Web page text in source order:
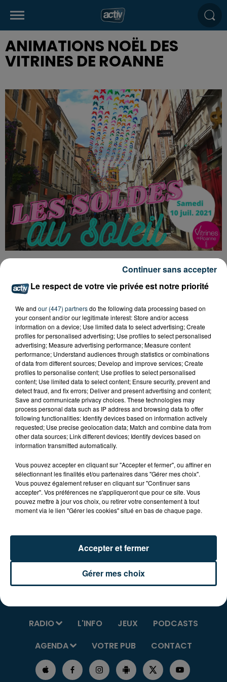
ANIMATIONS NOËL DES
VITRINES DE ROANNE
Samedi 16 et Dimanche 17 décembre, animations sur
la Place du Marché pour les enfants
● Spectacles de marionnettes :
Samedi 16 - Compagnie Dychka & CIE (3 séances : 11h,
14h et 15h30)
Dimanche 17 - Compagnie de l'Impromptue (14h,
15h30 et 17h)
● Animations enfants,
Samedi 16, maquillage, travaux peinture
Dimanche 17 - Calèche mini chevaux, marché
artisanal avec l’association Vivre Bio
les 2 jours, distribution de papillotes
RADIO L'INFO JEUX
PODCASTS
AGENDA
VOTRE PUB CONTACT
Le respect de votre vie privée est notre priorité
We and our (447) partnersdo the following data processing based on
your consent and/or our legitimate interest: Store and/or access
information on a device; Use limited data to select advertising; Create
profiles for personalised advertising; Use profiles to select personalised
advertising; Measure advertising performance; Measure content
performance; Understand audiences through statistics or combinations
of data from different sources; Develop and improve services; Create
profiles to personalise content; Use profiles to select personalised
content; Use limited data to select content; Ensure security, prevent and
detect fraud, and fix errors; Deliver and present advertising and content;
Save and communicate privacy choices. These technologies may
process personal data such as IP address and browsing data to offer
following functionalities: Identify devices based on information actively
requested; Use precise geolocation data; Match and combine data from
other data sources; Link different devices; Identify devices based on
information transmitted automatically.
Vous pouvez accepter en cliquant sur "Accepter et fermer", ou affiner en
sélectionnant les finalités et/ou partenaires dans "Gérer mes choix".
Vous pouvez également refuser en cliquant sur "Continuer sans
accepter". Vos préférences ne s'appliqueront que pour ce site. Vous
pouvez mettre à jour vos choix, ou retirer votre consentement à tout
moment via le lien "Gérer les cookies" situé en bas de chaque page.
Gérer mes choix
Accepter et fermer
Continuer sans accepter